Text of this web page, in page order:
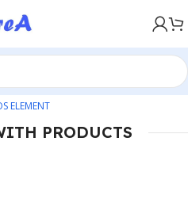
MED KLARNA
ELEMENT
PRODUCTS